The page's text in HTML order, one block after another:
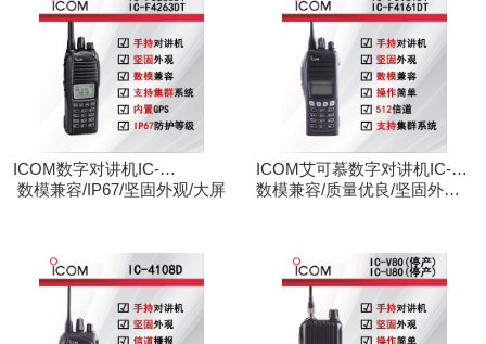
ICOM数字对讲机IC-
F3263DT/IC-F4263DT
数模兼容/IP67/坚固外观/大屏
ICOM艾可慕数字对讲机IC-
F3161D IC-F4161D
数模兼容/质量优良/坚固外观/